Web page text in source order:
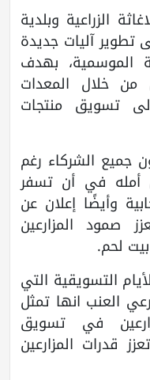
الزراعية وبلدية
تطوير آليات جديدة
الموسمية، بهدف
من خلال المعدات
تسويق منتجات
جميع الشركاء رغم
أمله في أن تسفر
وأيضًا إعلان عن
صمود المزارعين
لحم.
التسويقية التي
العنب انها تمثل
في تسويق
قدرات المزارعين